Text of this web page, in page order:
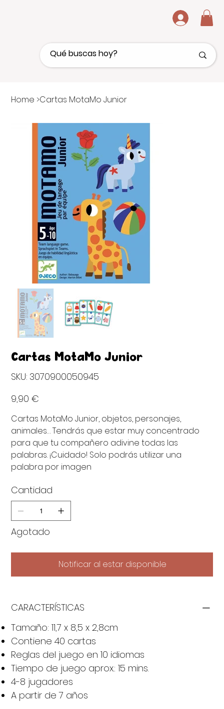
.
Home >Cartas MotaMo Junior
Cartas MotaMo Junior
SKU: 3070900050945
3070900050945
9,90 €
Cartas MotaMo Junior, objetos, personajes,
animales… Tendrás que estar muy concentrado
para que tu compañero adivine todas las
palabras. ¡Cuidado! Solo podrás utilizar una
palabra por imagen
Cantidad
Agotado
Notificar al estar disponible
CARACTERÍSTICAS
Tamaño: 11,7 x 8,5 x 2,8cm
Contiene 40 cartas
Reglas del juego en 10 idiomas
Tiempo de juego aprox.: 15 mins.
4-8 jugadores
A partir de 7 años